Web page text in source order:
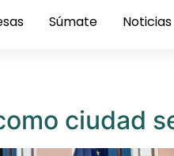
Súmate Noticias
ciudad